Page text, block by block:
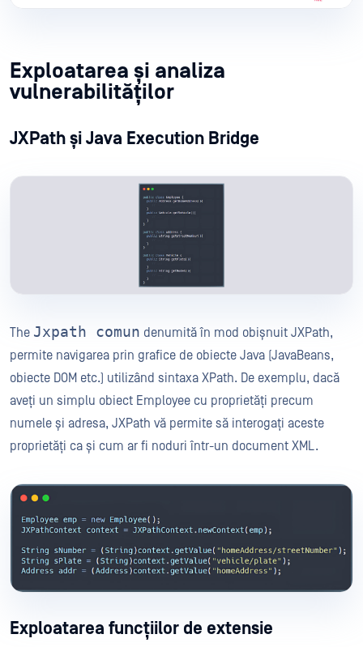
Exploatarea și analiza
vulnerabilităților
JXPath și Java Execution Bridge
The Jxpath comun denumită în mod obișnuit JXPath,
permite navigarea prin grafice de obiecte Java (JavaBeans,
obiecte DOM etc.) utilizând sintaxa XPath. De exemplu, dacă
aveți un simplu obiect Employee cu proprietăți precum
numele și adresa, JXPath vă permite să interogați aceste
proprietăți ca și cum ar fi noduri într-un document XML.
Exploatarea funcțiilor de extensie